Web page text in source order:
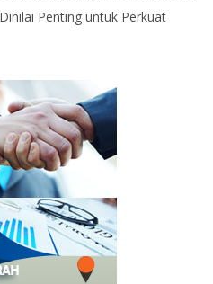
Penting untuk Perkuat